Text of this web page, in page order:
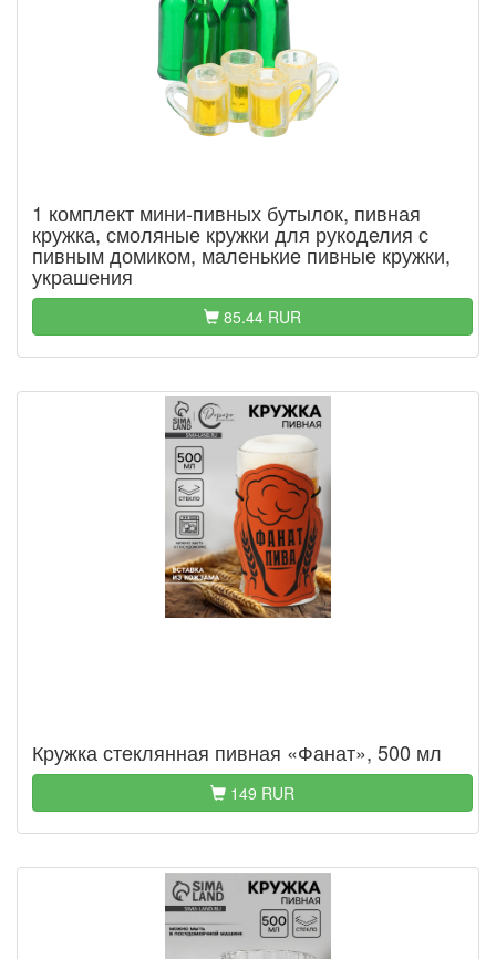
1 комплект мини-пивных бутылок, пивная
кружка, смоляные кружки для рукоделия с
пивным домиком, маленькие пивные кружки,
украшения
85.44 RUR
Кружка стеклянная пивная «Фанат», 500 мл
149 RUR